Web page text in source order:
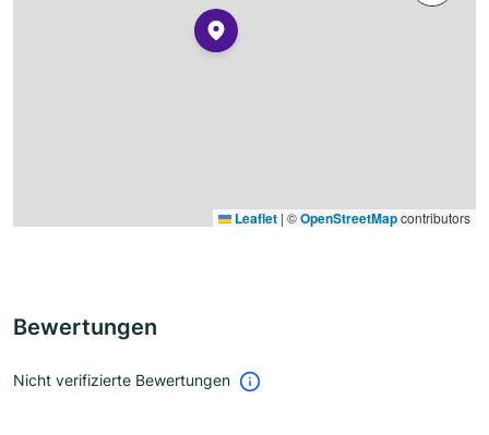
Leaflet | ©OpenStreetMapcontributors
Bewertungen
Nicht verifizierte Bewertungen